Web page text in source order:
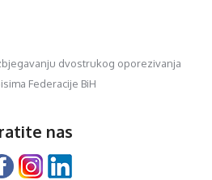
dvostrukog oporezivanja
Federacije BiH
nas